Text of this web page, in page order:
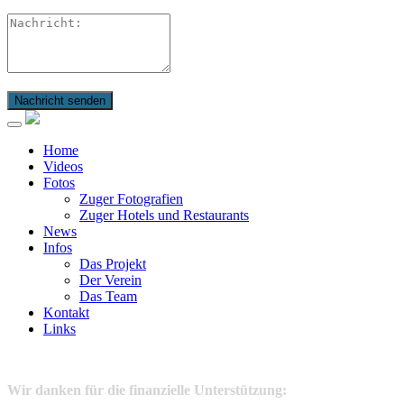
Nachricht senden
Home
Videos
Fotos
Zuger Fotografien
Zuger Hotels und Restaurants
News
Infos
Das Projekt
Der Verein
Das Team
Kontakt
Links
Wir danken für die finanzielle Unterstützung: